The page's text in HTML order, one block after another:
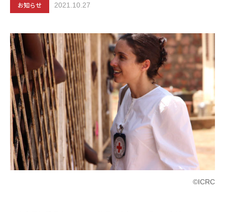
お知らせ 2021.10.27
©ICRC